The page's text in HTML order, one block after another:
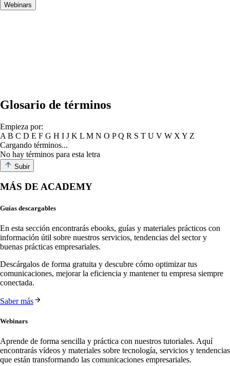
Webinars
Glosario de términos
Empieza por:
A B C D E F G H I J K L M N O PQ R S T U V W X Y Z
Cargando términos...
No hay términos para esta letra
Subir
MÁS DE ACADEMY
Guías descargables
En esta sección encontrarás ebooks, guías y materiales prácticos con
información útil sobre nuestros servicios, tendencias del sector y
buenas prácticas empresariales.
Descárgalos de forma gratuita y descubre cómo optimizar tus
comunicaciones, mejorar la eficiencia y mantener tu empresa siempre
conectada.
Saber más
Webinars
Aprende de forma sencilla y práctica con nuestros tutoriales. Aquí
encontrarás vídeos y materiales sobre tecnología, servicios y tendencias
que están transformando las comunicaciones empresariales.